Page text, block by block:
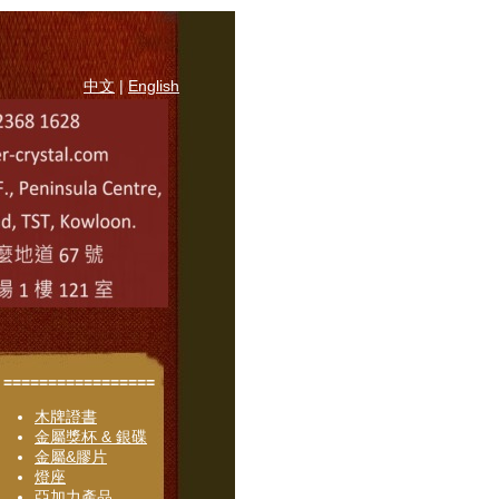
中文|English
=================
木牌證書
金屬獎杯 & 銀碟
金屬&膠片
燈座